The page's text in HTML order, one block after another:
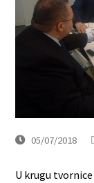
05/07/2018
U krugu